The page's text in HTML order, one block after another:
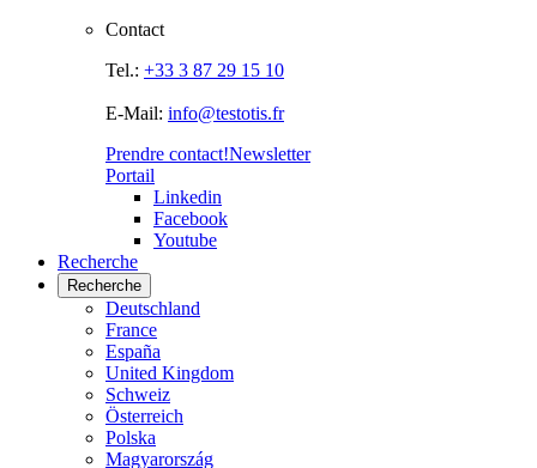
Contact
Tel.: +33 3 87 29 15 10
E-Mail: info@testotis.fr
Prendre contact!Newsletter
Portail
Linkedin
Facebook
Youtube
Recherche
Recherche
Deutschland
France
España
United Kingdom
Schweiz
Österreich
Polska
Magyarország